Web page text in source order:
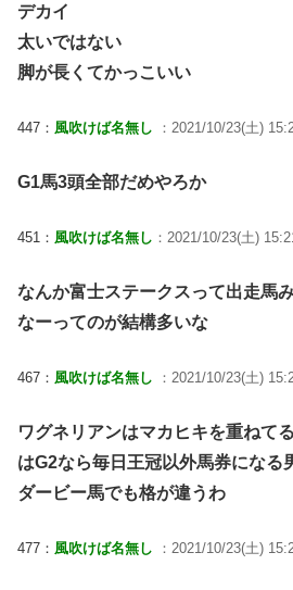
デカイ
太いではない
脚が長くてかっこいい
447： 風吹けば名無し ：2021/10/23(土)
G1馬3頭全部だめやろか
451： 風吹けば名無し ：2021/10/23(土)
なんか富士ステークスって出走馬
なーってのが結構多いな
467： 風吹けば名無し ：2021/10/23(土)
ワグネリアンはマカヒキを重ねて
はG2なら毎日王冠以外馬券になる
ダービー馬でも格が違うわ
477： 風吹けば名無し ：2021/10/23(土)